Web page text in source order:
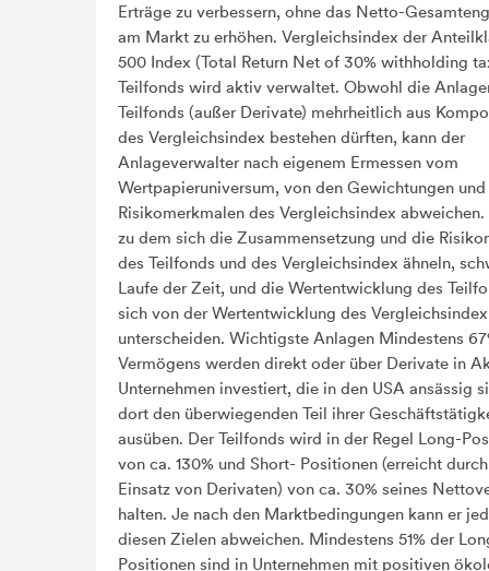
Erträge zu verbessern, ohne das Netto-
am Markt zu erhöhen. Vergleichsindex der
500 Index (Total Return Net of 30% withholding
Teilfonds wird aktiv verwaltet. Obwohl die
Teilfonds (außer Derivate) mehrheitlich aus
des Vergleichsindex bestehen dürften, kann der
Anlageverwalter nach eigenem Ermessen vom
Wertpapieruniversum, von den Gewichtungen
Risikomerkmalen des Vergleichsindex
zu dem sich die Zusammensetzung und die
des Teilfonds und des Vergleichsindex ähneln,
Laufe der Zeit, und die Wertentwicklung des
sich von der Wertentwicklung des
unterscheiden. Wichtigste Anlagen Mindestens
Vermögens werden direkt oder über Derivate in
Unternehmen investiert, die in den USA ansässig
dort den überwiegenden Teil ihrer
ausüben. Der Teilfonds wird in der Regel Long-
von ca. 130% und Short- Positionen (erreicht
Einsatz von Derivaten) von ca. 30% seines
halten. Je nach den Marktbedingungen kann er
diesen Zielen abweichen. Mindestens 51% der
Positionen sind in Unternehmen mit positiven